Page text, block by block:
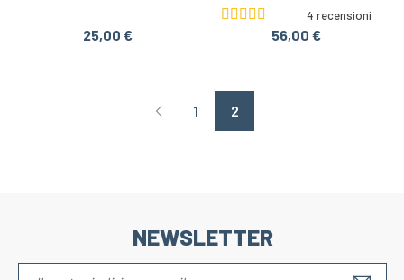
25,00 €
4 recensioni
56,00 €
Page précédente
1 2
NEWSLETTER